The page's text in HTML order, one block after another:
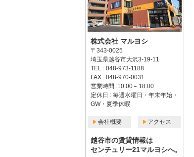
株式会社 マルヨシ
〒343-0025
埼玉県越谷市大沢3-19-11
TEL : 048-973-1188
FAX : 048-970-0031
営業時間 :10:00～18:00
定休日 : 毎週水曜日・年末年始・
GW・夏季休暇
会社概要 アクセス
越谷市の賃貸情報は
センチュリー21マルヨシへ。